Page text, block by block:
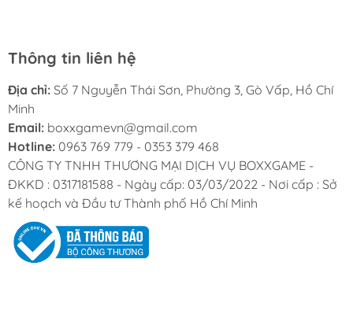
Thông tin liên hệ
Địa chỉ: Số 7 Nguyễn Thái Sơn, Phường 3, Gò Vấp, Hồ Chí
Minh
Email: boxxgamevn@gmail.com
Hotline: 0963 769 779 - 0353 379 468
CÔNG TY TNHH THƯƠNG MẠI DỊCH VỤ BOXXGAME -
ĐKKD : 0317181588 - Ngày cấp: 03/03/2022 - Nơi cấp : Sở
kế hoạch và Đầu tư Thành phố Hồ Chí Minh